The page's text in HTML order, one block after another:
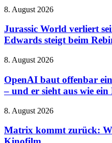
Kundenkonten
Jurassic
verliert
seinen
Regisseur:
Edwards
beim
Rebirth-
aus
8. August 2026
Jurassic World verliert
Edwards steigt beim
OpenAI
offenbar
einen
ChatGPT-
–
er
8. August 2026
OpenAI baut offenbar
– und er sieht aus wie
Matrix
zurück:
Warner
8. August 2026
Matrix kommt zurück: